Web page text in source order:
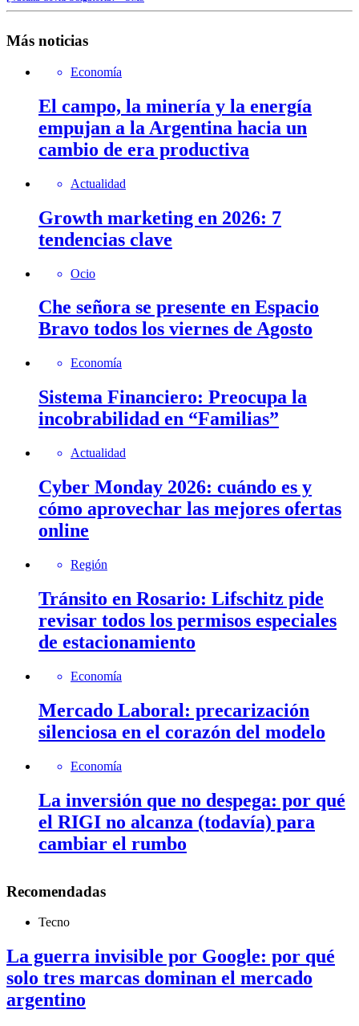
Más noticias
Economía
El campo, la minería y la energía
empujan a la Argentina hacia un
cambio de era productiva
Actualidad
Growth marketing en 2026: 7
tendencias clave
Ocio
Che señora se presente en Espacio
Bravo todos los viernes de Agosto
Economía
Sistema Financiero: Preocupa la
incobrabilidad en “Familias”
Actualidad
Cyber Monday 2026: cuándo es y
cómo aprovechar las mejores ofertas
online
Región
Tránsito en Rosario: Lifschitz pide
revisar todos los permisos especiales
de estacionamiento
Economía
Mercado Laboral: precarización
silenciosa en el corazón del modelo
Economía
La inversión que no despega: por qué
el RIGI no alcanza (todavía) para
cambiar el rumbo
Recomendadas
Tecno
La guerra invisible por Google: por qué
solo tres marcas dominan el mercado
argentino